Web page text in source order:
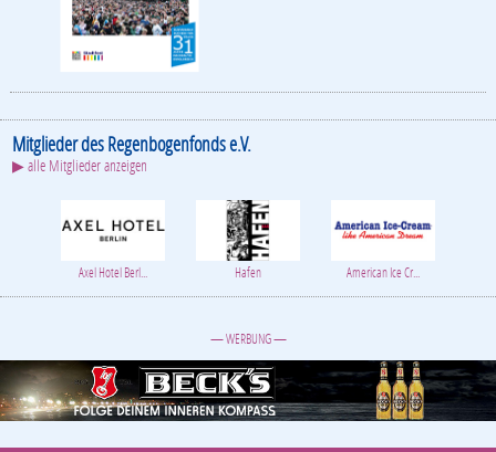
Mitglieder des Regenbogenfonds e.V.
▶ alle Mitglieder anzeigen
Axel Hotel Berl... Hafen American Ice Cr...
— WERBUNG —